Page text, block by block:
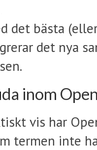
det bästa
det nya
inom
vis har
termen inte